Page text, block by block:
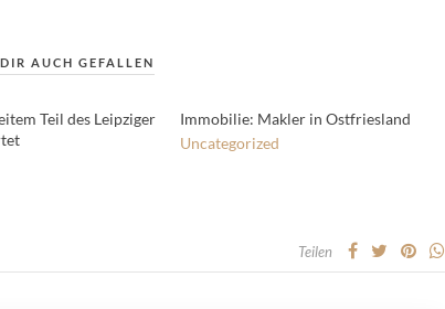
AUCH GEFALLEN
Teil des Leipziger
Immobilie: Makler in Ostfriesland
Uncategorized
Teilen